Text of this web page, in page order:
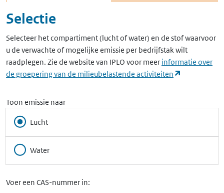
Selectie
Selecteer het compartiment (lucht of water) en de stof waarvoor
u de verwachte of mogelijke emissie per bedrijfstak wilt
raadplegen. Zie de website van IPLO voor meer informatie over
de groepering van de milieubelastende activiteiten
Toon emissie naar
Lucht
Water
Voer een CAS-nummer in: